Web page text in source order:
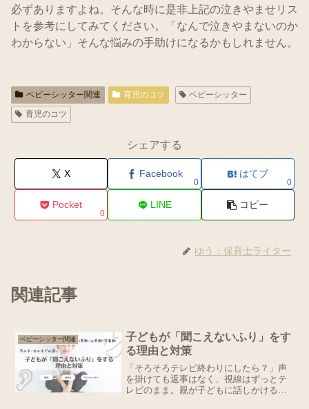
必ずありますよね。そんな時に是非上記の泣きやませリス
トを参考にしてみてください。「なんで泣きやまないのか
わからない」そんな悩みの手助けになるかもしれません。
ベビーシッター関連 育児のコツ
ベビーシッター
育児のコツ
シェアする
X Facebook
0
はてブ
0
Pocket
0
LINE コピー
ゆう：保育士ライター
関連記事
ベビーシッター関連
子どもが「聞こえないふり」をす
る理由と対策
「そろそろテレビ終わりにしたら？」声
を掛けても返事はなく、視線はずっとテ
レビのまま。親が子どもに話しかける